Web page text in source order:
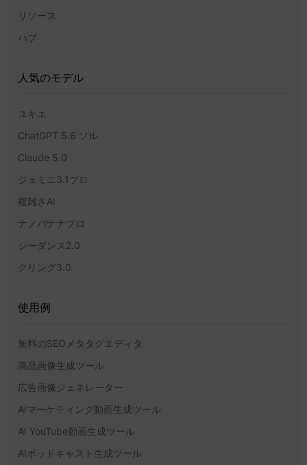
リソース
ハブ
人気のモデル
ユキエ
ChatGPT 5.6 ソル
Claude 5.0
ジェミニ3.1プロ
複雑さAI
ナノバナナプロ
シーダンス2.0
クリング3.0
使用例
無料のSEOメタタグエディタ
商品画像生成ツール
広告画像ジェネレーター
AIマーケティング動画生成ツール
AI YouTube動画生成ツール
AIポッドキャスト生成ツール